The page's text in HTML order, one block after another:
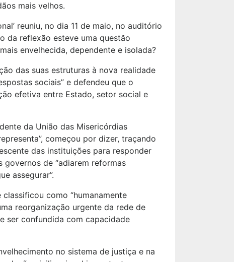
mais velhos.
reuniu, no dia 11 de maio, no auditório
da reflexão esteve uma questão
envelhecida, dependente e isolada?
das suas estruturas à nova realidade
sociais” e defendeu que o
efetiva entre Estado, setor social e
da União das Misericórdias
começou por dizer, traçando
das instituições para responder
governos de “adiarem reformas
assegurar”.
como “humanamente
reorganização urgente da rede de
ser confundida com capacidade
no sistema de justiça e na